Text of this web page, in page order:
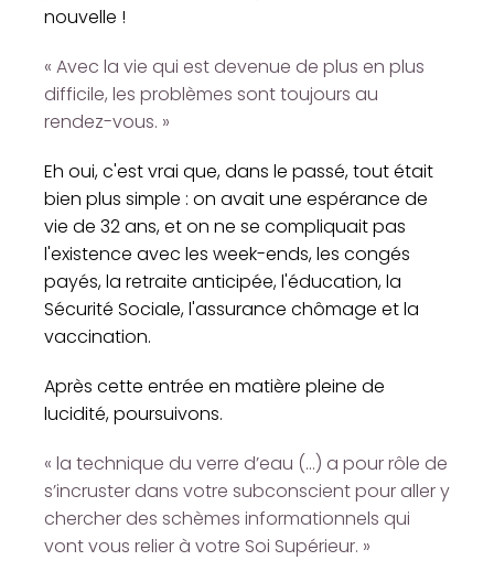
nouvelle !
« Avec la vie qui est devenue de plus en plus
difficile, les problèmes sont toujours au
rendez-vous. »
Eh oui, c'est vrai que, dans le passé, tout était
bien plus simple : on avait une espérance de
vie de 32 ans, et on ne se compliquait pas
l'existence avec les week-ends, les congés
payés, la retraite anticipée, l'éducation, la
Sécurité Sociale, l'assurance chômage et la
vaccination.
Après cette entrée en matière pleine de
lucidité, poursuivons.
« la technique du verre d’eau (...) a pour rôle de
s’incruster dans votre subconscient pour aller y
chercher des schèmes informationnels qui
vont vous relier à votre Soi Supérieur. »